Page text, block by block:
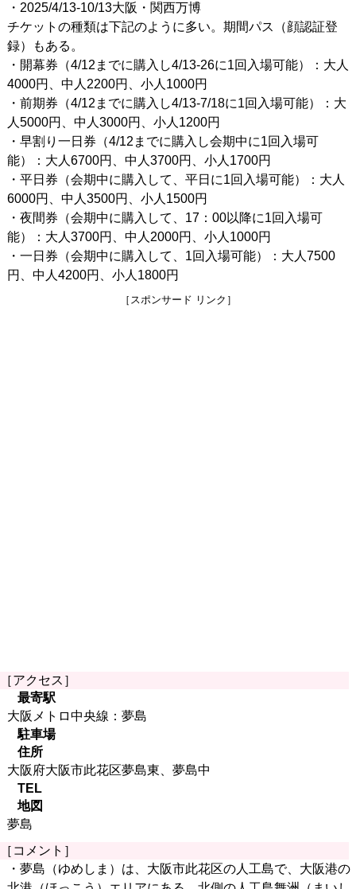
・2025/4/13-10/13大阪・関西万博
チケットの種類は下記のように多い。期間パス（顔認証登
録）もある。
・開幕券（4/12までに購入し4/13-26に1回入場可能）：大人
4000円、中人2200円、小人1000円
・前期券（4/12までに購入し4/13-7/18に1回入場可能）：大
人5000円、中人3000円、小人1200円
・早割り一日券（4/12までに購入し会期中に1回入場可
能）：大人6700円、中人3700円、小人1700円
・平日券（会期中に購入して、平日に1回入場可能）：大人
6000円、中人3500円、小人1500円
・夜間券（会期中に購入して、17：00以降に1回入場可
能）：大人3700円、中人2000円、小人1000円
・一日券（会期中に購入して、1回入場可能）：大人7500
円、中人4200円、小人1800円
［スポンサード リンク］
［アクセス］
最寄駅
大阪メトロ中央線：夢島
駐車場
住所
大阪府大阪市此花区夢島東、夢島中
TEL
地図
夢島
［コメント］
・夢島（ゆめしま）は、大阪市此花区の人工島で、大阪港の